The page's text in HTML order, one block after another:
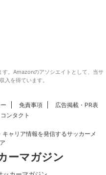
。Amazonのアソシエイトとして、当サ
入を得ています。
免責事項
広告掲載・PR表
コンタクト
ャリア情報を発信するサッカーメ
ーマガジン